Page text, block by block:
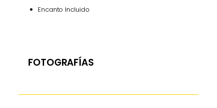
Encanto Incluido
FOTOGRAFÍAS